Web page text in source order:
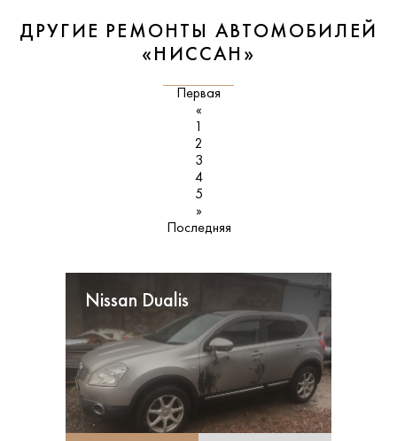
ДРУГИЕ РЕМОНТЫ АВТОМОБИЛЕЙ
«НИССАН»
Первая
«
2
3
4
5
»
Последняя
Nissan Dualis